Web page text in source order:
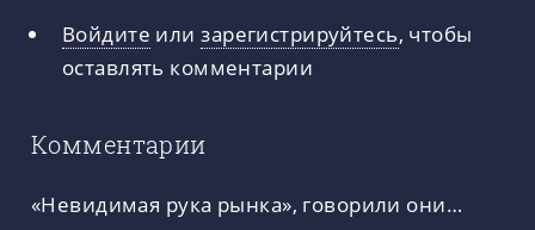
Войдите илизарегистрируйтесь, чтобы
оставлять комментарии
Комментарии
«Невидимая рука рынка», говорили они…